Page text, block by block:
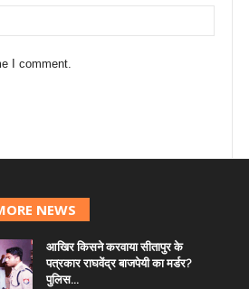
I comment.
NEWS
आखिर किसने करवाया सीतापुर के
पत्रकार राघवेंद्र बाजपेयी का मर्डर?
पुलिस...